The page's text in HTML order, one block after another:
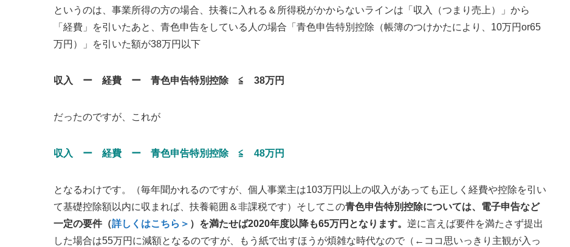
というのは、事業所得の方の場合、扶養に入れる＆所得税がかからないラインは「収入（つまり売上）」から
「経費」を引いたあと、青色申告をしている人の場合「青色申告特別控除（帳簿のつけかたにより、10万円or65
万円）」を引いた額が38万円以下
収入 ー 経費 ー 青色申告特別控除 ≦ 38万円
だったのですが、これが
収入 ー 経費 ー 青色申告特別控除 ≦ 48万円
となるわけです。（毎年聞かれるのですが、個人事業主は103万円以上の収入があっても正しく経費や控除を引い
て基礎控除額以内に収まれば、扶養範囲＆非課税です）そしてこの青色申告特別控除については、電子申告など
一定の要件（詳しくはこちら＞ ）を満たせば2020年度以降も65万円となります。 逆に言えば要件を満たさず提出
した場合は55万円に減額となるのですが、もう紙で出すほうが煩雑な時代なので（←ココ思いっきり主観が入っ